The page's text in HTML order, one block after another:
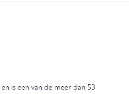
en is een van de meer dan 53